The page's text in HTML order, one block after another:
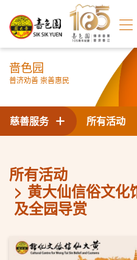
啬色园
普济劝善 崇善惠民
所有活动
慈善服务
所有活动
黄大仙信俗文化
及全园导赏